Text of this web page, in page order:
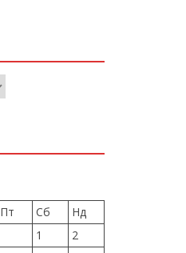
Пт Сб
Нд
1
2